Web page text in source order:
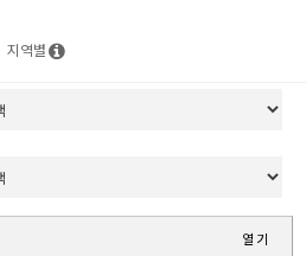
지역별
열기